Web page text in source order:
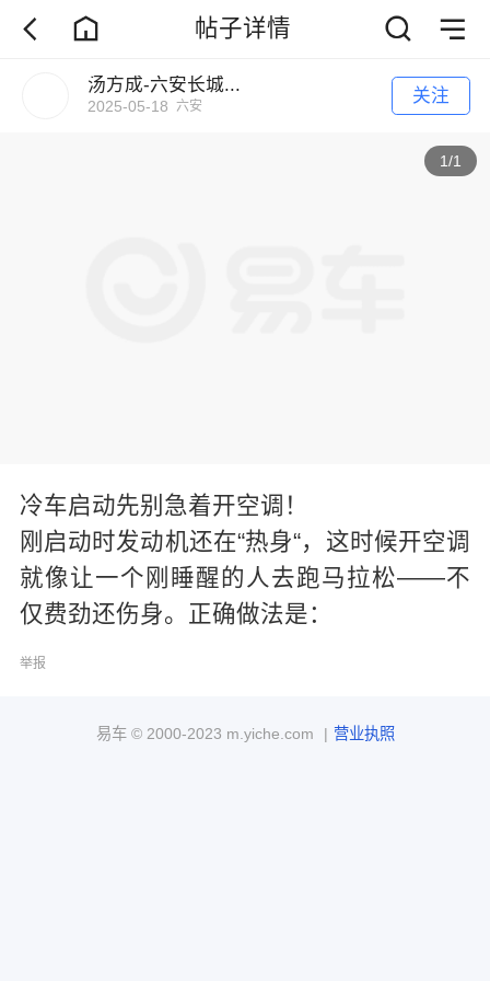
帖子详情
汤方成-六安长城...
2025-05-18 六安 关注
1/1
冷车启动先别急着开空调！
刚启动时发动机还在“热身“，这时候开空调
就像让一个刚睡醒的人去跑马拉松——不
仅费劲还伤身。正确做法是：
举报
易车 © 2000-2023 m.yiche.com | 营业执照